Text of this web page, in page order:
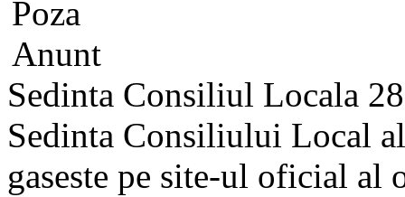
Sedinta Consiliul Locala
Sedinta Consiliului Local
gaseste pe site-ul oficial al